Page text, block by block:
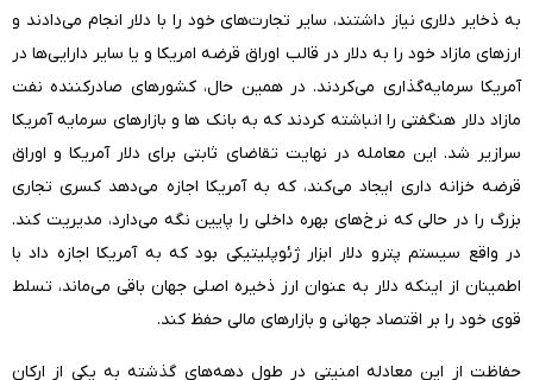
به ذخایر دلاری نیاز داشتند، سایر تجارت‌‌های خود را با دلار انجام می‌دادند و
ارزهای مازاد خود را به دلار در قالب اوراق قرضه امریکا و یا سایر دارایی‌ها در
آمریکا سرمایه‌گذاری می‌کردند. در همین حال، کشورهای صادرکننده نفت
مازاد دلار هنگفتی را انباشته کردند که به بانک ها و بازارهای سرمایه آمریکا
سرازیر شد. این معامله در نهایت تقاضای ثابتی برای دلار آمریکا و اوراق
قرضه خزانه داری ایجاد می‌کند، که به آمریکا اجازه می‌دهد کسری تجاری
بزرگ را در حالی که نرخ‌های بهره داخلی را پایین نگه می‌دارد، مدیریت کند.
در واقع سیستم پترو دلار ابزار ژئوپلیتیکی بود که به آمریکا اجازه داد با
اطمینان از اینکه دلار به عنوان ارز ذخیره اصلی جهان باقی می‌ماند، تسلط
قوی خود را بر اقتصاد جهانی و بازارهای مالی حفظ کند.
حفاظت از این معادله امنیتی در طول دهه‌های گذشته به یکی از ارکان